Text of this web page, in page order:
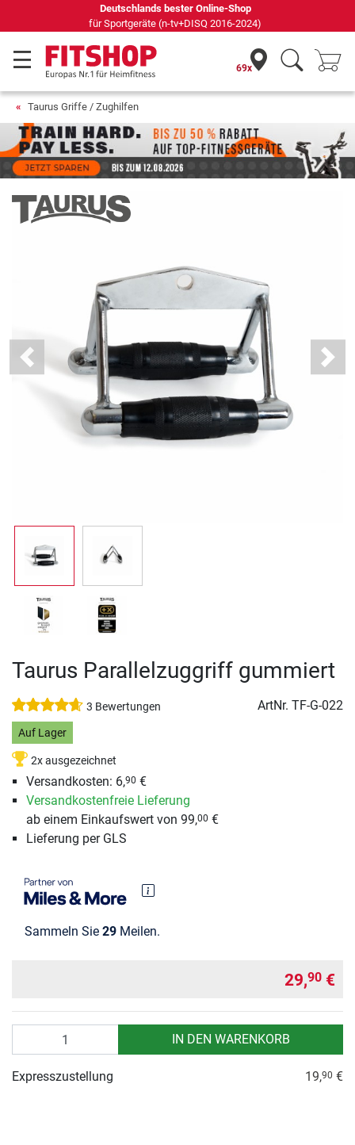
69 Fachmärkte vor Ort mit 75 eigenen Servicetechnikern
69x
Taurus Griffe / Zughilfen
Previous Next
Taurus Parallelzuggriff gummiert
3 Bewertungen ArtNr. TF-G-022
Auf Lager
2x ausgezeichnet
Versandkosten: 6,90 €
Versandkostenfreie Lieferung
ab einem Einkaufswert von 99,00 €
Lieferung per GLS
Sammeln Sie 29 Meilen.
29,90 €
IN DEN WARENKORB
Expresszustellung 19,90 €